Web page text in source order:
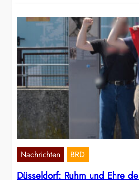
Nachrichten BRD
Düsseldorf: Ruhm und Ehre